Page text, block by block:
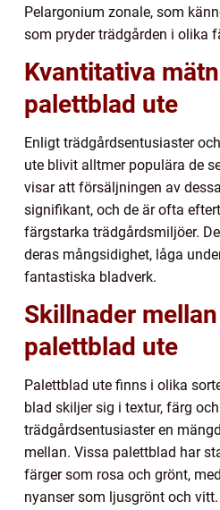
Pelargonium zonale, som
som pryder trädgården i olika
Kvantitativa
palettblad ute
Enligt trädgårdsentusiaster
ute blivit alltmer populära de
visar att försäljningen av
signifikant, och de är ofta
färgstarka trädgårdsmiljöer.
deras mångsidighet, låga
fantastiska bladverk.
Skillnader
palettblad ute
Palettblad ute finns i olika
blad skiljer sig i textur, färg
trädgårdsentusiaster en
mellan. Vissa palettblad har
färger som rosa och grönt,
nyanser som ljusgrönt och